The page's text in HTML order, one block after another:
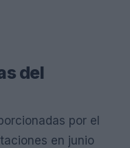
del
por el
en junio